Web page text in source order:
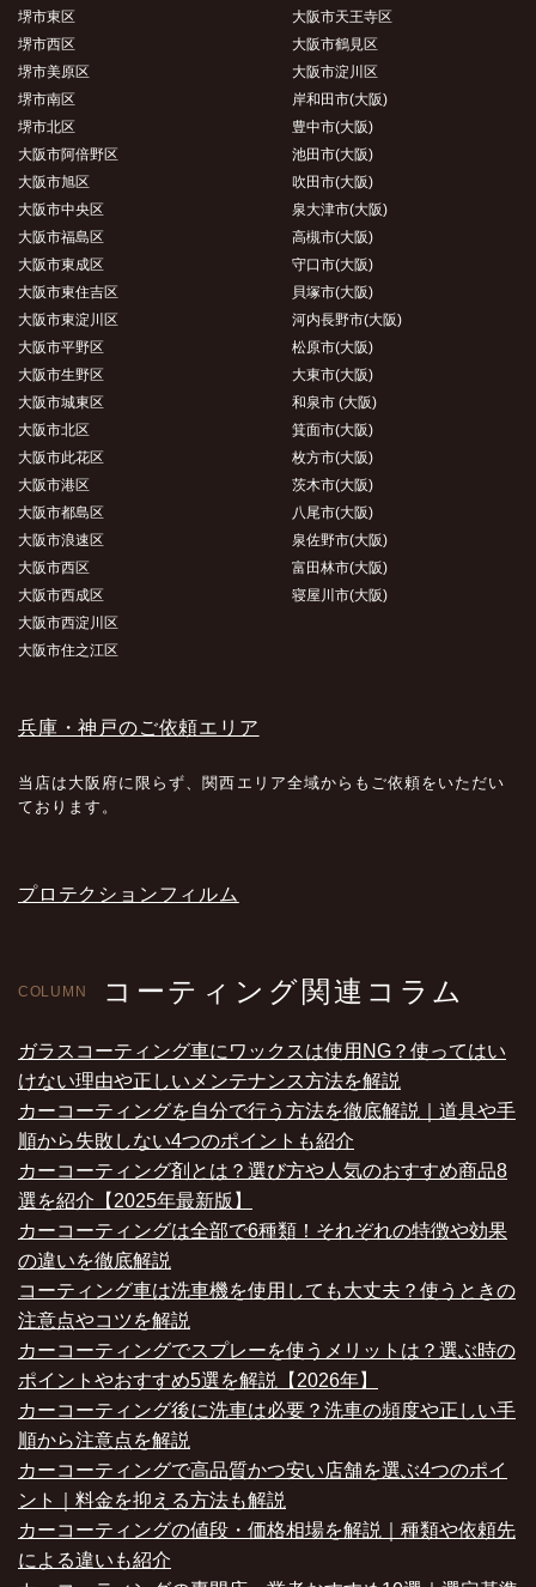
堺市東区
堺市西区
堺市美原区
堺市南区
堺市北区
大阪市阿倍野区
大阪市旭区
大阪市中央区
大阪市福島区
大阪市東成区
大阪市東住吉区
大阪市東淀川区
大阪市平野区
大阪市生野区
大阪市城東区
大阪市北区
大阪市此花区
大阪市港区
大阪市都島区
大阪市浪速区
大阪市西区
大阪市西成区
大阪市西淀川区
大阪市住之江区
大阪市天王寺区
大阪市鶴見区
大阪市淀川区
岸和田市(大阪)
豊中市(大阪)
池田市(大阪)
吹田市(大阪)
泉大津市(大阪)
高槻市(大阪)
守口市(大阪)
貝塚市(大阪)
河内長野市(大阪)
松原市(大阪)
大東市(大阪)
和泉市 (大阪)
箕面市(大阪)
枚方市(大阪)
茨木市(大阪)
八尾市(大阪)
泉佐野市(大阪)
富田林市(大阪)
寝屋川市(大阪)
兵庫・神戸のご依頼エリア
当店は大阪府に限らず、関西エリア全域からもご依頼をいただい
ております。
プロテクションフィルム
COLUMN コーティング関連コラム
ガラスコーティング車にワックスは使用NG？使ってはい
けない理由や正しいメンテナンス方法を解説
カーコーティングを自分で行う方法を徹底解説｜道具や手
順から失敗しない4つのポイントも紹介
カーコーティング剤とは？選び方や人気のおすすめ商品8
選を紹介【2025年最新版】
カーコーティングは全部で6種類！それぞれの特徴や効果
の違いを徹底解説
コーティング車は洗車機を使用しても大丈夫？使うときの
注意点やコツを解説
カーコーティングでスプレーを使うメリットは？選ぶ時の
ポイントやおすすめ5選を解説【2026年】
カーコーティング後に洗車は必要？洗車の頻度や正しい手
順から注意点を解説
カーコーティングで高品質かつ安い店舗を選ぶ4つのポイ
ント｜料金を抑える方法も解説
カーコーティングの値段・価格相場を解説｜種類や依頼先
による違いも紹介